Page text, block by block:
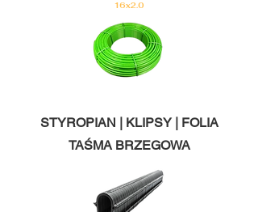
16x2.0
STYROPIAN | KLIPSY | FOLIA
TAŚMA BRZEGOWA